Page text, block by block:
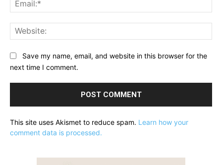
Save my name, email, and website in this browser for the
next time I comment.
This site uses Akismet to reduce spam. Learn how your
comment data is processed.